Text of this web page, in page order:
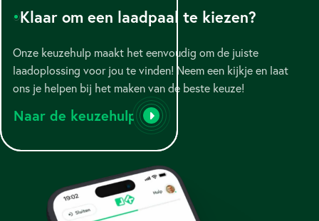
Klaar om een laadpaal te kiezen?
Onze keuzehulp maakt het eenvoudig om de juiste
laadoplossing voor jou te vinden! Neem een kijkje en laat
ons je helpen bij het maken van de beste keuze!
Naar de keuzehulp